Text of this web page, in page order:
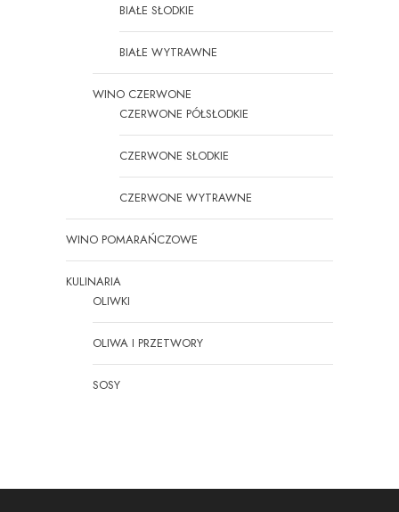
BIAŁE SŁODKIE
BIAŁE WYTRAWNE
WINO CZERWONE
CZERWONE PÓŁSŁODKIE
CZERWONE SŁODKIE
CZERWONE WYTRAWNE
WINO POMARAŃCZOWE
KULINARIA
OLIWKI
OLIWA I PRZETWORY
SOSY